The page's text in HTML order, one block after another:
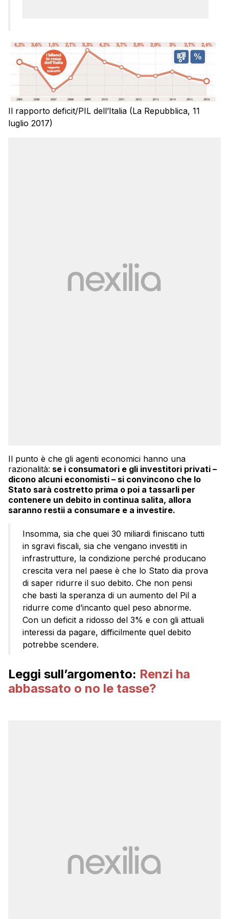
Il rapporto deficit/PIL dell’Italia (La Repubblica, 11
luglio 2017)
Il punto è che gli agenti economici hanno una
razionalità: se i consumatori e gli investitori privati –
dicono alcuni economisti – si convincono che lo
Stato sarà costretto prima o poi a tassarli per
contenere un debito in continua salita, allora
saranno restii a consumare e a investire.
Insomma, sia che quei 30 miliardi finiscano tutti
in sgravi fiscali, sia che vengano investiti in
infrastrutture, la condizione perché producano
crescita vera nel paese è che lo Stato dia prova
di saper ridurre il suo debito. Che non pensi
che basti la speranza di un aumento del Pil a
ridurre come d’incanto quel peso abnorme.
Con un deficit a ridosso del 3% e con gli attuali
interessi da pagare, difficilmente quel debito
potrebbe scendere.
Leggi sull’argomento: Renzi ha
abbassato o no le tasse?